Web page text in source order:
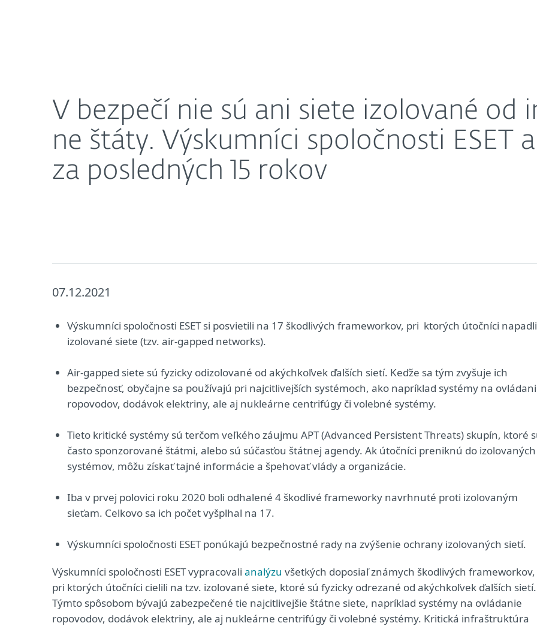
V bezpečí nie sú ani siete izolované od
ne štáty. Výskumníci spoločnosti ESET
za posledných 15 rokov
07.12.2021
Výskumníci spoločnosti ESET si posvietili na 17 škodlivých frameworkov, pri ktorých útočníci napadli
izolované siete (tzv. air-gapped networks).
Air-gapped siete sú fyzicky odizolované od akýchkoľvek ďalších sietí. Keďže sa tým zvyšuje ich
bezpečnosť, obyčajne sa používajú pri najcitlivejších systémoch, ako napríklad systémy na
ropovodov, dodávok elektriny, ale aj nukleárne centrifúgy či volebné systémy.
Tieto kritické systémy sú terčom veľkého záujmu APT (Advanced Persistent Threats) skupín, ktoré
často sponzorované štátmi, alebo sú súčasťou štátnej agendy. Ak útočníci preniknú do izolovaných
systémov, môžu získať tajné informácie a špehovať vlády a organizácie.
Iba v prvej polovici roku 2020 boli odhalené 4 škodlivé frameworky navrhnuté proti izolovaným
sieťam. Celkovo sa ich počet vyšplhal na 17.
Výskumníci spoločnosti ESET ponúkajú bezpečnostné rady na zvýšenie ochrany izolovaných sietí.
Výskumníci spoločnosti ESET vypracovali analýzu všetkých doposiaľ známych škodlivých frameworkov,
pri ktorých útočníci cielili na tzv. izolované siete, ktoré sú fyzicky odrezané od akýchkoľvek ďalších sietí.
Týmto spôsobom bývajú zabezpečené tie najcitlivejšie štátne siete, napríklad systémy na ovládanie
ropovodov, dodávok elektriny, ale aj nukleárne centrifúgy či volebné systémy. Kritická infraštruktúra